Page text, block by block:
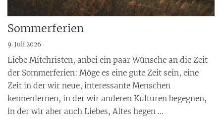
Sommerferien
9. Juli 2026
Liebe Mitchristen, anbei ein paar Wünsche an die Zeit
der Sommerferien: Möge es eine gute Zeit sein, eine
Zeit in der wir neue, interessante Menschen
kennenlernen, in der wir anderen Kulturen begegnen,
in der wir aber auch Liebes, Altes hegen ...